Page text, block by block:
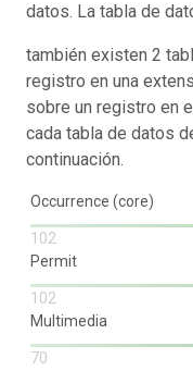
datos. La tabla de
también existen 2
registro en una
sobre un registro en
cada tabla de datos
continuación.
Occurrence (core)
102
Permit
102
Multimedia
70